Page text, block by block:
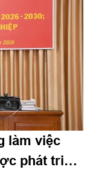
Vũ Văn Điền, Ủy
lệnh TP. Hồ Chí
làm việc
phát triển